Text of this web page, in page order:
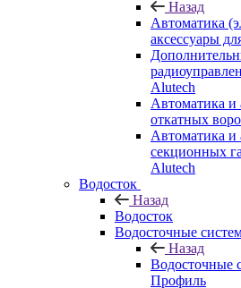
Назад
Автоматика
аксессуары
Alutech
Автоматика и
откатных
Автоматика и
секционных
Alutech
Водосток
Назад
Водосток
Водосточные
Назад
Водосточные
Профиль